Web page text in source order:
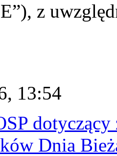
z
13:54
dotyczący
Dnia